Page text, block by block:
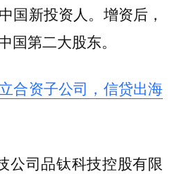
国新投资人。增资后，
国第二大股东。
合资子公司，信贷出海
公司品钛科技控股有限